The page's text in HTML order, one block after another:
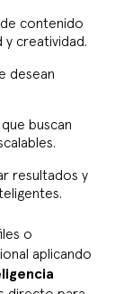
contenido
y creatividad.
desean
buscan
resultados y
o
aplicando